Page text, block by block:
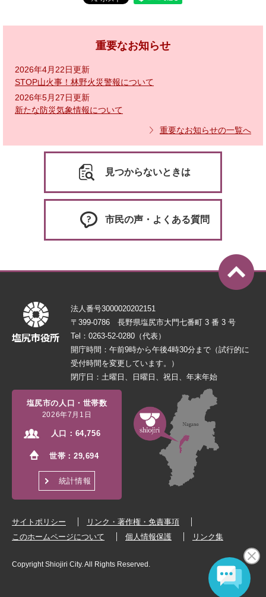
重要なお知らせ
2026年4月22日更新
STOP山火事！林野火災警報について
2026年5月27日更新
新たな防災気象情報について
重要なお知らせの一覧へ
見つからないときは
市民の声・よくある質問
法人番号3000020202151
〒399-0786 長野県塩尻市大門七番町 3 番 3 号
Tel：0263-52-0280（代表）
開庁時間：午前9時から午後4時30分まで（試行的に
受付時間を変更しています。）
閉庁日：土曜日、日曜日、祝日、年末年始
塩尻市の人口・世帯数
2026年7月1日
人口： 64,756
世帯：29,694
統計情報
サイトポリシー
リンク・著作権・免責事項
このホームページについて
個人情報保護 リンク集
Copyright Shiojiri City. All Rights Reserved.